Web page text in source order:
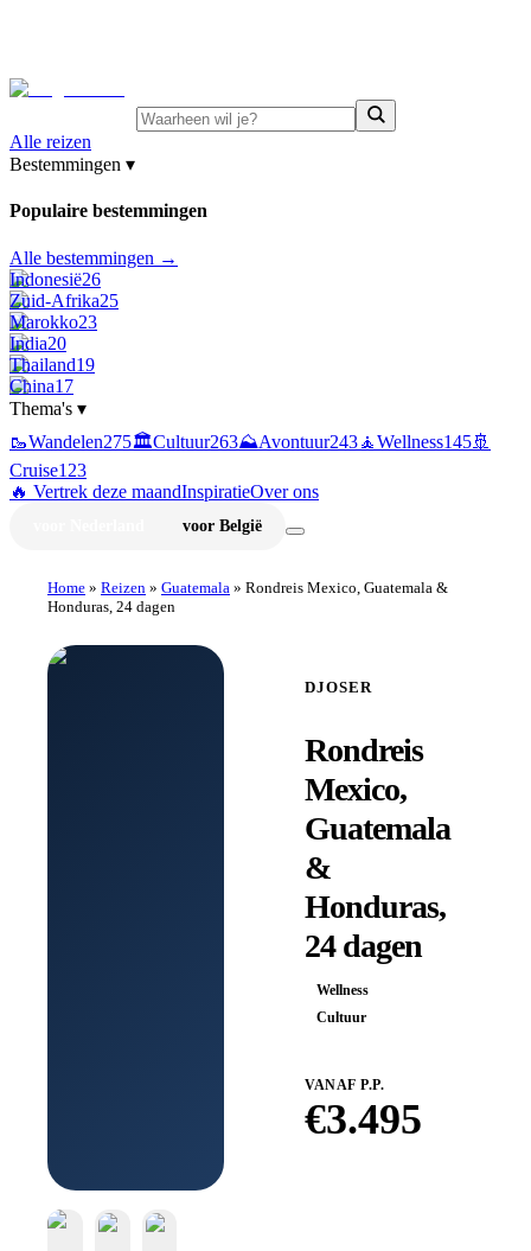
Alle reizen
Bestemmingen ▾
Populaire bestemmingen
Alle bestemmingen →
Indonesië26
Zuid-Afrika25
Marokko23
India20
Thailand19
China17
Thema's ▾
🥾Wandelen275🏛️Cultuur263⛰️Avontuur243🧘Wellness145🚢
Cruise123
🔥 Vertrek deze maandInspiratieOver ons
voor België
Home » Reizen » Guatemala » Rondreis Mexico, Guatemala &
Honduras, 24 dagen
DJOSER
Rondreis
Mexico,
Guatemala
&
Honduras,
24 dagen
Wellness
Cultuur
VANAF P.P.
€3.495